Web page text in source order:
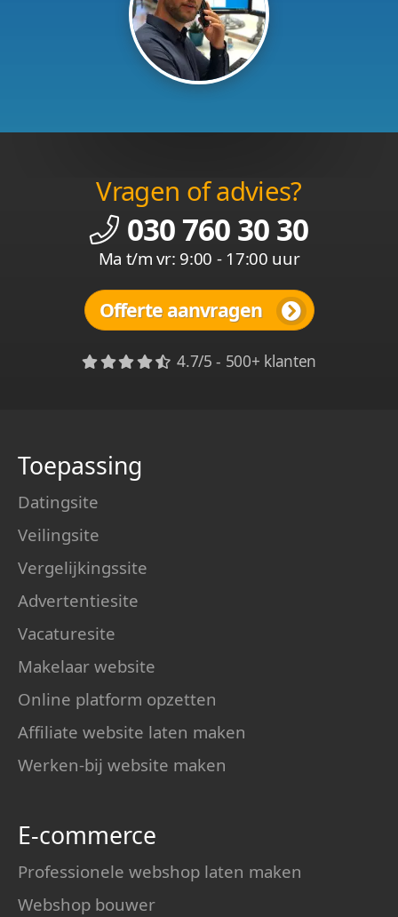
Vragen of advies?
030 760 30 30
Ma t/m vr: 9:00 - 17:00 uur
Offerte aanvragen
4.7/5 - 500+ klanten
Toepassing
Datingsite
Veilingsite
Vergelijkingssite
Advertentiesite
Vacaturesite
Makelaar website
Online platform opzetten
Affiliate website laten maken
Werken-bij website maken
E-commerce
Professionele webshop laten maken
Webshop bouwer